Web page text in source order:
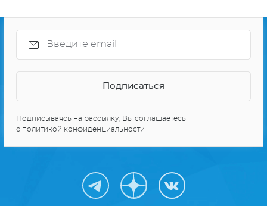
Подписываясь на рассылку, Вы соглашаетесь
с политикой конфиденциальности